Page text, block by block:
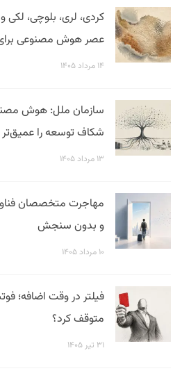
کردی، لری، بلوچی، لکی
عصر هوش مصنوعی برای
۱۴ مرداد ۱۴۰۵
سازمان ملل: هوش
شکاف توسعه را
۱۳ مرداد ۱۴۰۵
مهاجرت متخصصان
و بدون سنجش
۱۰ مرداد ۱۴۰۵
متوقف کرد؟
۳۱ تیر ۱۴۰۵